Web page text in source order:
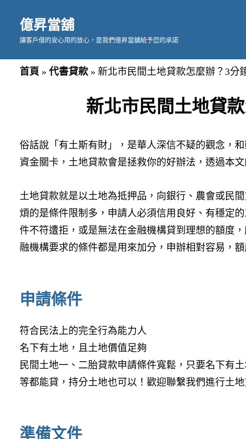
億昇當舖
讓客戶借的安心用的放心，是我們億昇當舖給予您的承諾
首頁 » 代書貸款 » 新北市民間土地貸款怎麼辦？3分
新北市民間土地貸
俗話說「有土斯有財」，是華人深信不疑的觀念，
資金關卡，土地貸款會是拯救你的好辦法，透過本
土地貸款就是以土地為抵押品，向銀行、農會或民
煩的是條件限制多，申請人必須信用良好、有穩定
件不符遭拒，或是無法在金融機構貸到理想的額度
融機構要求的條件都是用來加分，申辦相對容易，
申請條件
符合民法上的完全行為能力人
名下有土地，且土地價值足夠
民間土地一、二胎貸款申請條件寬鬆，只要名下有
等都能貸，持分土地也可以！歡迎聯繫我們進行土地
準備文件